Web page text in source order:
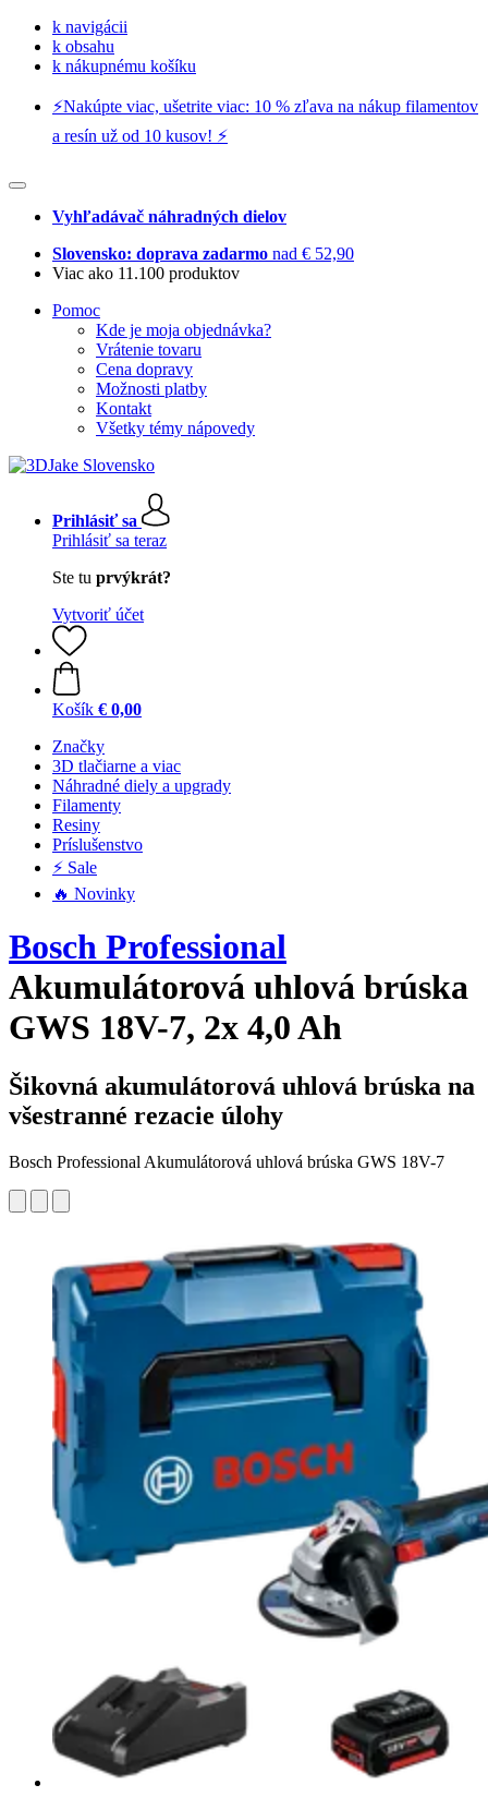
k navigácii
k obsahu
k nákupnému košíku
⚡️Nakúpte viac, ušetrite viac: 10 % zľava na nákup filamentov
a resín už od 10 kusov! ⚡️
Vyhľadávač náhradných dielov
Slovensko: doprava zadarmo nad € 52,90
Viac ako 11.100 produktov
Pomoc
Kde je moja objednávka?
Vrátenie tovaru
Cena dopravy
Možnosti platby
Kontakt
Všetky témy nápovedy
Prihlásiť sa
Prihlásiť sa teraz
Ste tu prvýkrát?
Vytvoriť účet
Košík € 0,00
Značky
3D tlačiarne a viac
Náhradné diely a upgrady
Filamenty
Resiny
Príslušenstvo
⚡ Sale
🔥 Novinky
Bosch Professional
Akumulátorová uhlová brúska
GWS 18V-7, 2x 4,0 Ah
Šikovná akumulátorová uhlová brúska na
všestranné rezacie úlohy
Bosch Professional Akumulátorová uhlová brúska GWS 18V-7